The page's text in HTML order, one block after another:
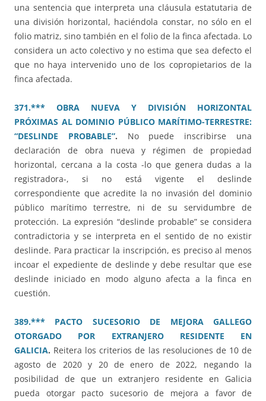
una sentencia que interpreta una cláusula estatutaria de
una división horizontal, haciéndola constar, no sólo en el
folio matriz, sino también en el folio de la finca afectada. Lo
considera un acto colectivo y no estima que sea defecto el
que no haya intervenido uno de los copropietarios de la
finca afectada.
371.*** OBRA NUEVA Y DIVISIÓN HORIZONTAL
PRÓXIMAS AL DOMINIO PÚBLICO MARÍTIMO-TERRESTRE:
“DESLINDE PROBABLE”. No puede inscribirse una
declaración de obra nueva y régimen de propiedad
horizontal, cercana a la costa -lo que genera dudas a la
registradora-, si no está vigente el deslinde
correspondiente que acredite la no invasión del dominio
público marítimo terrestre, ni de su servidumbre de
protección. La expresión “deslinde probable” se considera
contradictoria y se interpreta en el sentido de no existir
deslinde. Para practicar la inscripción, es preciso al menos
incoar el expediente de deslinde y debe resultar que ese
deslinde iniciado en modo alguno afecta a la finca en
cuestión.
389.*** PACTO SUCESORIO DE MEJORA GALLEGO
OTORGADO POR EXTRANJERO RESIDENTE EN
GALICIA. Reitera los criterios de las resoluciones de 10 de
agosto de 2020 y 20 de enero de 2022, negando la
posibilidad de que un extranjero residente en Galicia
pueda otorgar pacto sucesorio de mejora a favor de